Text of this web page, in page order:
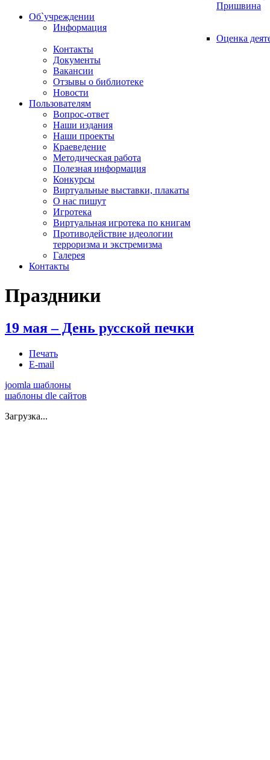
Пришвина
Об`учреждении
Информация
Оценка
Контакты
Документы
Вакансии
Отзывы о библиотеке
Новости
Пользователям
Вопрос-ответ
Наши издания
Наши проекты
Краеведение
Методическая работа
Полезная информация
Конкурсы
Виртуальные выставки, плакаты
О нас пишут
Игротека
Виртуальная игротека по книгам
Противодействие идеологии
терроризма и экстремизма
Галерея
Контакты
Праздники
19 мая – День русской печки
Печать
E-mail
joomla шаблоны
шаблоны dle сайтов
Загрузка...